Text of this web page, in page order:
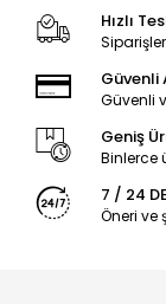
Hızlı
Güvenli
Güvenli
Geniş
Binlerce
7 / 24
Öneri ve